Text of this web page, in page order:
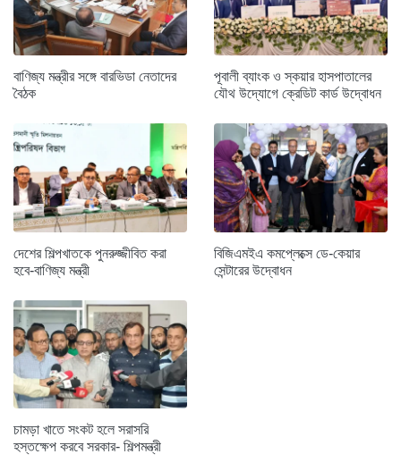
বাণিজ্য মন্ত্রীর সঙ্গে বারভিডা নেতাদের
বৈঠক
পূবালী ব্যাংক ও স্কয়ার হাসপাতালের
যৌথ উদ্যোগে ক্রেডিট কার্ড উদ্বোধন
দেশের শিল্পখাতকে পুনরুজ্জীবিত করা
হবে-বাণিজ্য মন্ত্রী
বিজিএমইএ কমপ্লেক্সে ডে-কেয়ার
সেন্টারের উদ্বোধন
চামড়া খাতে সংকট হলে সরাসরি
হস্তক্ষেপ করবে সরকার- শিল্পমন্ত্রী